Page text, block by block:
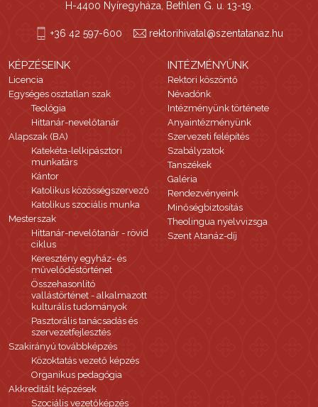
H-4400 Nyíregyháza, Bethlen G. u. 13-19.
+36 42 597-600 rektorihivatal@szentatanaz.hu
KÉPZÉSEINK
Licencia
Egységes osztatlan szak
Teológia
Hittanár-nevelőtanár
Alapszak (BA)
Katekéta-lelkipásztori
munkatárs
Kántor
Katolikus közösségszervező
Katolikus szociális munka
Mesterszak
Hittanár-nevelőtanár - rövid
ciklus
Keresztény egyház- és
művelődéstörténet
Összehasonlító
vallástörténet - alkalmazott
kulturális tudományok
Pasztorális tanácsadás és
szervezetfejlesztés
Szakirányú továbbképzés
Közoktatás vezető képzés
Organikus pedagógia
Akkreditált képzések
Szociális vezetőképzés
INTÉZMÉNYÜNK
Rektori köszöntő
Névadónk
Intézményünk története
Anyaintézményünk
Szervezeti felépítés
Szabályzatok
Tanszékek
Galéria
Rendezvényeink
Minőségbiztosítás
Theolingua nyelvvizsga
Szent Atanáz-díj